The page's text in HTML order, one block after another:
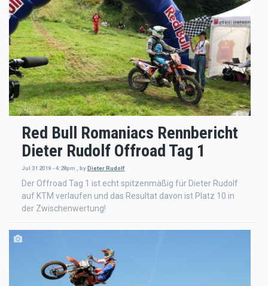
Red Bull Romaniacs Rennbericht
Dieter Rudolf Offroad Tag 1
Jul 31 2019 - 4:28pm , byDieter Rudolf
Der Offroad Tag 1 ist echt spitzenmäßig für Dieter Rudolf
auf KTM verlaufen und das Resultat davon ist Platz 10 in
der Zwischenwertung!